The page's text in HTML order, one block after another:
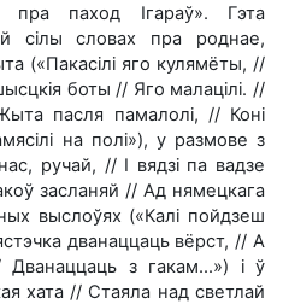
пра паход Ігараў». Гэта
сілы словах пра роднае,
(«Пакасілі яго кулямёты, //
боты // Яго малацілі. //
пасля памалолі, // Коні
на полі»), у размове з
ручай, // І вядзі па вадзе
засланяй // Ад нямецкага
выслоўях («Калі пойдзеш
дванаццаць вёрст, // А
з гакам…») і ў
хата // Стаяла над светлай